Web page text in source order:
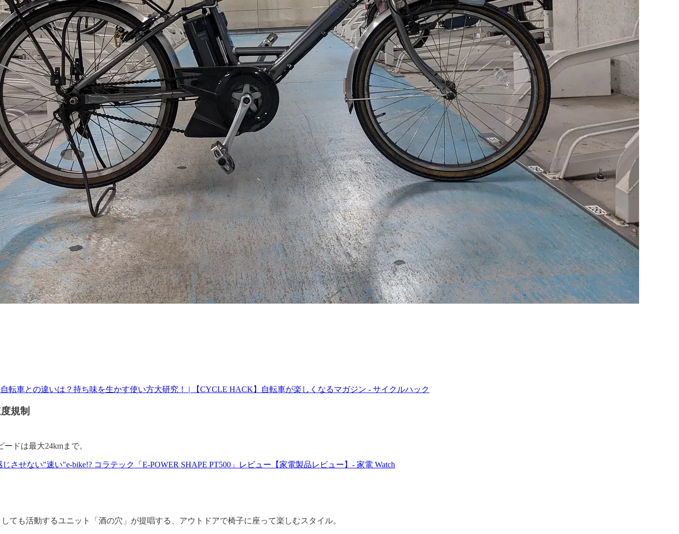
転車との違いは？持ち味を生かす使い方大研究！ | 【CYCLE HACK】自転車が楽しくなるマガジン - サイクルハック
規制
ドは最大24kmまで。
させない"速い"e-bike!? コラテック「E-POWER SHAPE PT500」レビュー【家電製品レビュー】- 家電 Watch
ても活動するユニット「酒の穴」が提唱する、アウトドアで椅子に座って楽しむスタイル。